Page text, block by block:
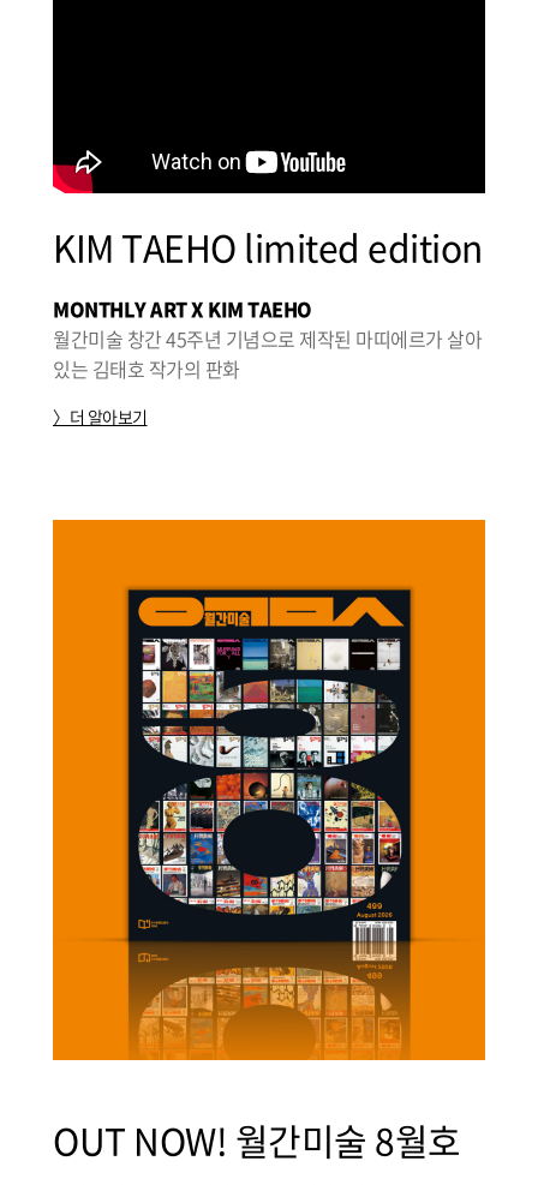
KIM TAEHO limited edition
MONTHLY ART X KIM TAEHO
월간미술 창간 45주년 기념으로 제작된 마띠에르가 살아
있는 김태호 작가의 판화
〉더 알아보기
OUT NOW! 월간미술 8월호